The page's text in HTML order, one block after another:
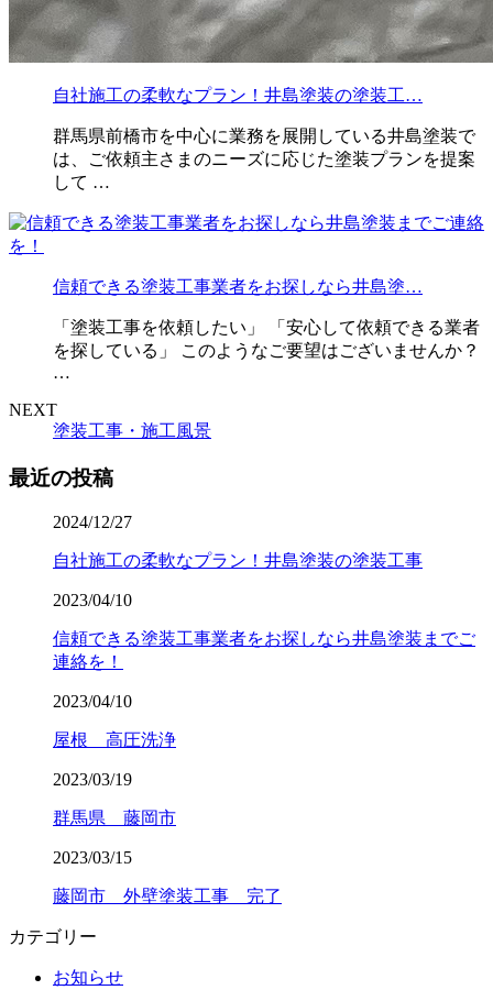
自社施工の柔軟なプラン！井島塗装の塗装工…
群馬県前橋市を中心に業務を展開している井島塗装で
は、ご依頼主さまのニーズに応じた塗装プランを提案
して …
信頼できる塗装工事業者をお探しなら井島塗…
「塗装工事を依頼したい」 「安心して依頼できる業者
を探している」 このようなご要望はございませんか？
…
NEXT
塗装工事・施工風景
最近の投稿
2024/12/27
自社施工の柔軟なプラン！井島塗装の塗装工事
2023/04/10
信頼できる塗装工事業者をお探しなら井島塗装までご
連絡を！
2023/04/10
屋根 高圧洗浄
2023/03/19
群馬県 藤岡市
2023/03/15
藤岡市 外壁塗装工事 完了
カテゴリー
お知らせ